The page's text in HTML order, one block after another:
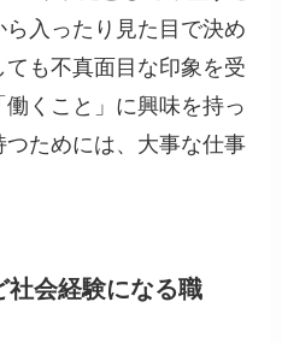
入ったり見た目で決め
も不真面目な印象を受
くこと」に興味を持っ
ためには、大事な仕事
社会経験になる職